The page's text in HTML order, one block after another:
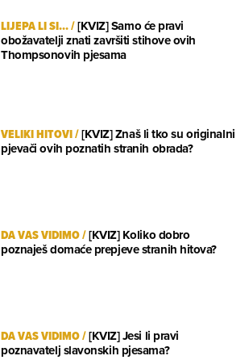
LIJEPA LI SI.../[KVIZ] Samo će pravi
obožavatelji znati završiti stihove ovih
Thompsonovih pjesama
VELIKI HITOVI/[KVIZ] Znaš li tko su originalni
pjevači ovih poznatih stranih obrada?
DA VAS VIDIMO/[KVIZ] Koliko dobro
poznaješ domaće prepjeve stranih hitova?
DA VAS VIDIMO/[KVIZ] Jesi li pravi
poznavatelj slavonskih pjesama?